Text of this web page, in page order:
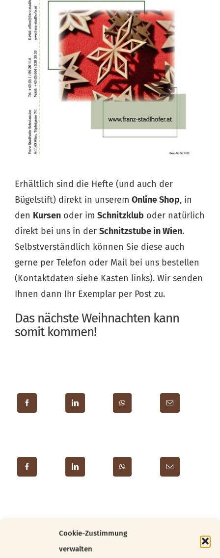
Cookie-Zustimmung
verwalten
Erhältlich sind die Hefte (und auch der
Bügelstift) direkt in unserem Online Shop, in
den Kursen oder im Schnitzklub oder natürlich
direkt bei uns in der Schnitzstube in Wien.
Selbstverständlich können Sie diese auch
gerne per Telefon oder Mail bei uns bestellen
(Kontaktdaten siehe Kasten links). Wir senden
Ihnen dann Ihr Exemplar per Post zu.
Das nächste Weihnachten kann
somit kommen!